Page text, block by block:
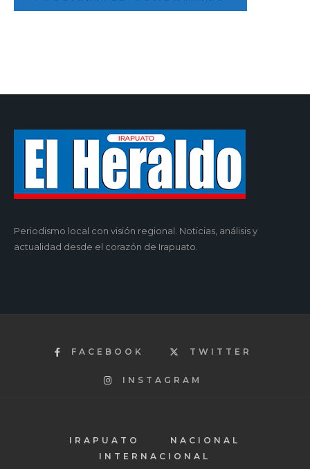
Periodismo local con visión regional. Noticias, análisis y
actualidad desde el corazón de Irapuato.
FACEBOOK TWITTER
INSTAGRAM
IRAPUATO
NACIONAL
INTERNACIONAL